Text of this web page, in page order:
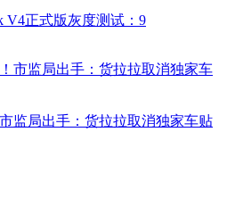
V4正式版灰度测试：9
监局出手：货拉拉取消独家车贴